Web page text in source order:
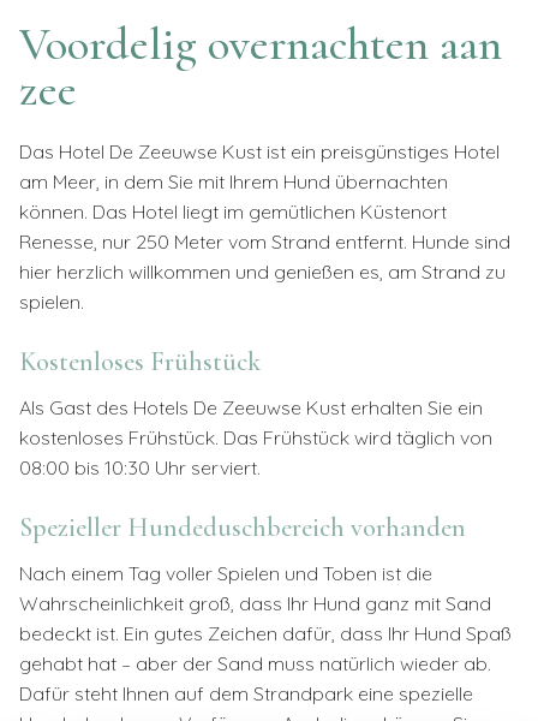
Voordelig overnachten aan
zee
Das Hotel De Zeeuwse Kust ist ein preisgünstiges Hotel
am Meer, in dem Sie mit Ihrem Hund übernachten
können. Das Hotel liegt im gemütlichen Küstenort
Renesse, nur 250 Meter vom Strand entfernt. Hunde sind
hier herzlich willkommen und genießen es, am Strand zu
spielen.
Kostenloses Frühstück
Als Gast des Hotels De Zeeuwse Kust erhalten Sie ein
kostenloses Frühstück. Das Frühstück wird täglich von
08:00 bis 10:30 Uhr serviert.
Spezieller Hundeduschbereich vorhanden
Nach einem Tag voller Spielen und Toben ist die
Wahrscheinlichkeit groß, dass Ihr Hund ganz mit Sand
bedeckt ist. Ein gutes Zeichen dafür, dass Ihr Hund Spaß
gehabt hat – aber der Sand muss natürlich wieder ab.
Dafür steht Ihnen auf dem Strandpark eine spezielle